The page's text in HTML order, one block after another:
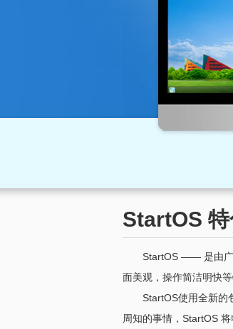
StartOS
StartOS —— 是由广
面美观，操作简洁明快等
StartOS使用全新的
周知的事情，StartOS